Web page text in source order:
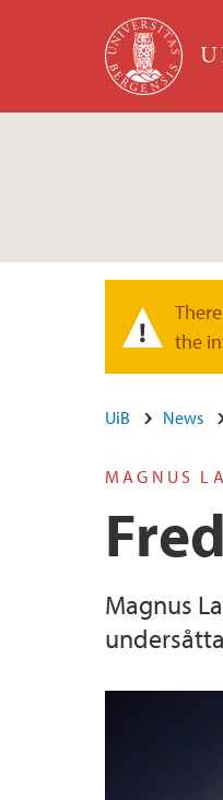
Skip to main content
the
UiB News
MAGNUS
Magnus